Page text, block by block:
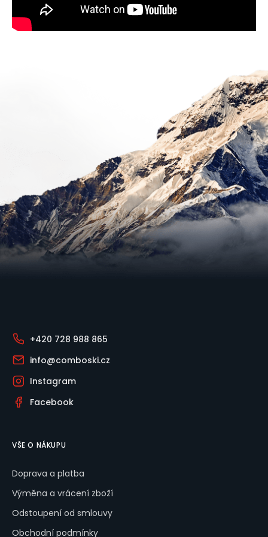
+420 728 988 865
info@comboski.cz
Instagram
Facebook
VŠE O NÁKUPU
Doprava a platba
Výměna a vrácení zboží
Odstoupení od smlouvy
Obchodní podmínky